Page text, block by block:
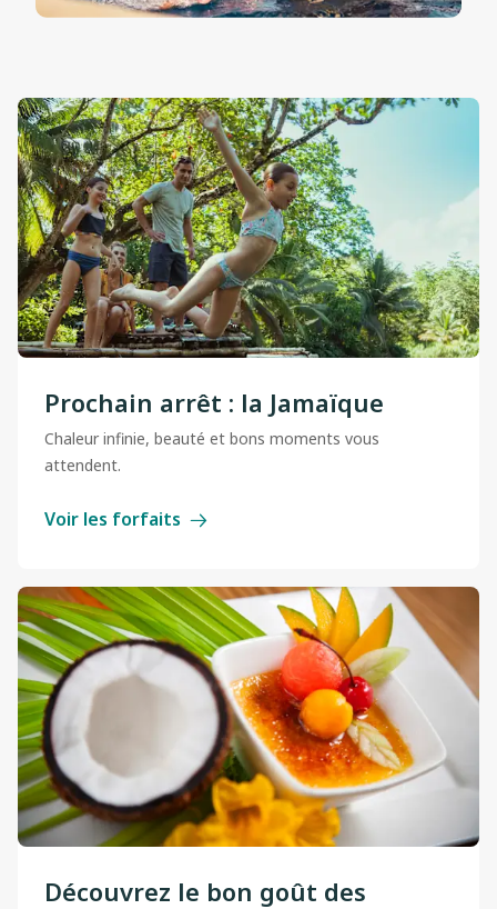
Prochain arrêt : la Jamaïque
Chaleur infinie, beauté et bons moments vous
attendent.
Voir les forfaits
Découvrez le bon goût des